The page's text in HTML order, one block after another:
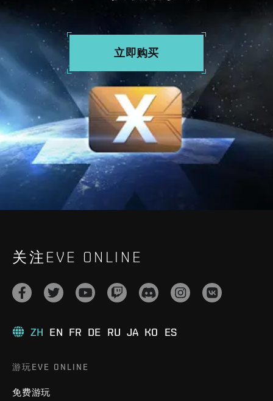
立即购买
关注EVE ONLINE
ZH EN FR DE RU JA KO ES
游玩EVE ONLINE
免费游玩